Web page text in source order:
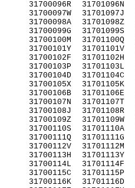
31700096R
31700097W
31700098A
31700099G
31700100M
31700101Y
31700102F
31700103P
31700104D
31700105X
31700106B
31700107N
31700108J
31700109Z
31700110S
31700111Q
31700112V
31700113H
31700114L
31700115C
31700116K
31701096N
31701097J
31701098Z
31701099S
31701100Q
31701101V
31701102H
31701103L
31701104C
31701105K
31701106E
31701107T
31701108R
31701109W
31701110A
31701111G
31701112M
31701113Y
31701114F
31701115P
31701116D